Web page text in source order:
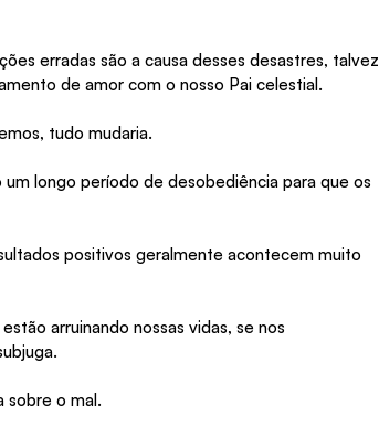
erradas são a causa desses desastres, talvez
de amor com o nosso Pai celestial.
tudo mudaria.
longo período de desobediência para que os
positivos geralmente acontecem muito
arruinando nossas vidas, se nos
sobre o mal.